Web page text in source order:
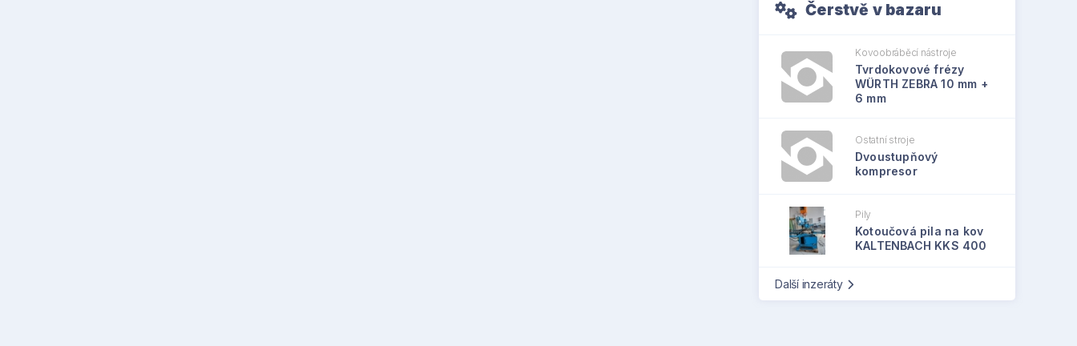
Čerstvě v bazaru
Kovoobráběcí nástroje
Tvrdokovové frézy
WÜRTH ZEBRA 10 mm +
6 mm
Ostatní stroje
Dvoustupňový
kompresor
Pily
Kotoučová pila na kov
KALTENBACH KKS 400
Další inzeráty